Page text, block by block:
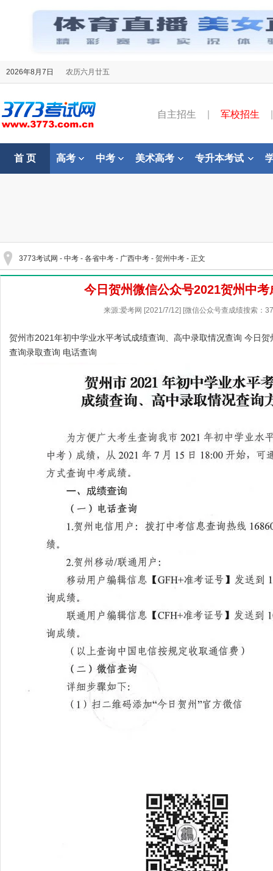
2026年8月7日 农历六月廿五
自主招生 军校招生
首 页 高考 中考 美术高考 专升本考试
3773考试网 - 中考 - 各省中考 - 广西中考 - 贺州中考 - 正文
今日贺州微信公众号2021贺州中考
来源:爱考网 [2021/7/12] [微信公众号查成绩搜索：
贺州市2021年初中学业水平考试成绩查询、高中录取情况查询 今日
查询录取查询 电话查询